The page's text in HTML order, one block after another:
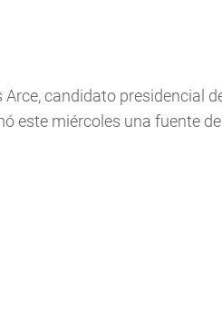
candidato presidencial
este miércoles una fuente